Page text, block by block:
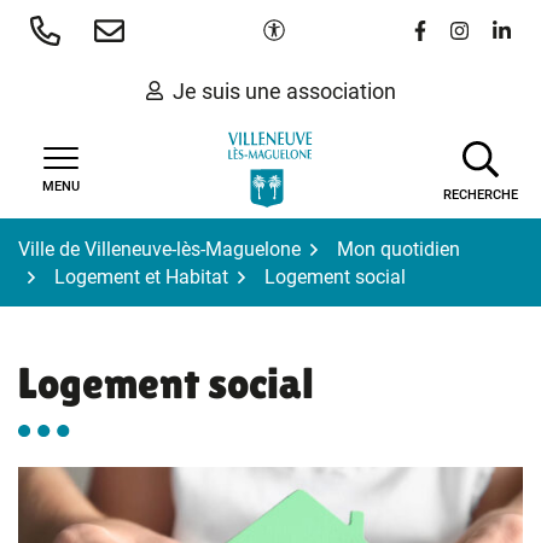
Aller
Paramètres d'accessibilité
Lien vers le
Lien vers
Lien
Je suis une association
MENU
RECHERCHE
Ville de Villeneuve-lès-Maguelone
Mon quotidien
Logement et Habitat
Logement social
Logement social